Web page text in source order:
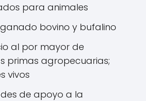
para animales
bovino y bufalino
al por mayor de
primas agropecuarias;
vivos
de apoyo a la